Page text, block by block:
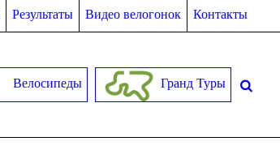
Результаты Видео велогонок Контакты
Велосипеды Гранд Туры